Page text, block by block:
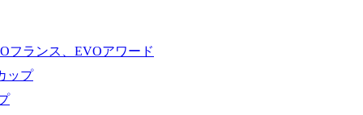
フランス、EVOアワード
ップ